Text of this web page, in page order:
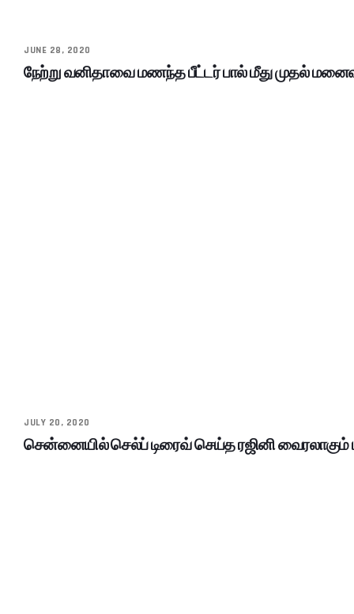
JUNE 28, 2020
நேற்று வனிதாவை மணந்த பீட்டர் பால் மீது முதல்
JULY 20, 2020
சென்னையில் செல்ப் டிரைவ் செய்த ரஜினி வைரலாகும்